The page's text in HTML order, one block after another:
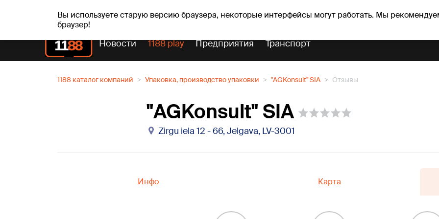
Вы используете старую версию браузера, некоторые интерфейсы могут работать. Мы
браузер!
чт, 06.08.2026. +24°C Aisma, Askolds Прогноз погоды Гороскопы
Новости 1188 play Предприятия Транспорт
1188 каталог компаний Упаковка, производство упаковки "AGKonsult" SIA Отзывы
"AGKonsult" SIA
Zirgu iela 12 - 66, Jelgava, LV-3001
Инфо Карта